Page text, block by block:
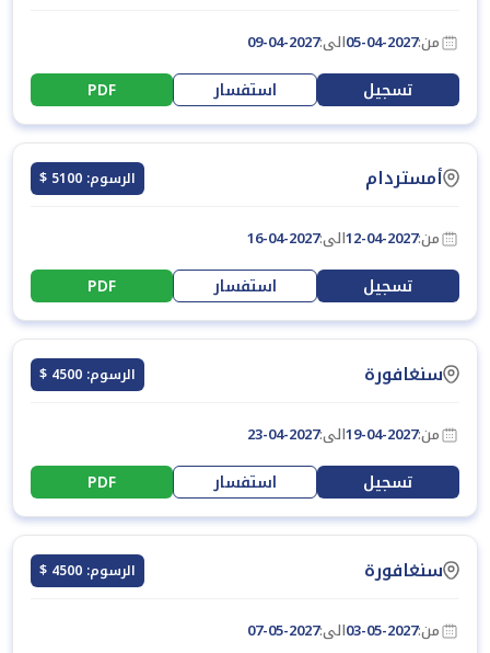
من:05-04-2027الى:09-04-2027
تسجيل استفسار PDF
أمستردام الرسوم: 5100 $
من:12-04-2027الى:16-04-2027
تسجيل استفسار PDF
سنغافورة الرسوم: 4500 $
من:19-04-2027الى:23-04-2027
تسجيل استفسار PDF
سنغافورة الرسوم: 4500 $
من:03-05-2027الى:07-05-2027